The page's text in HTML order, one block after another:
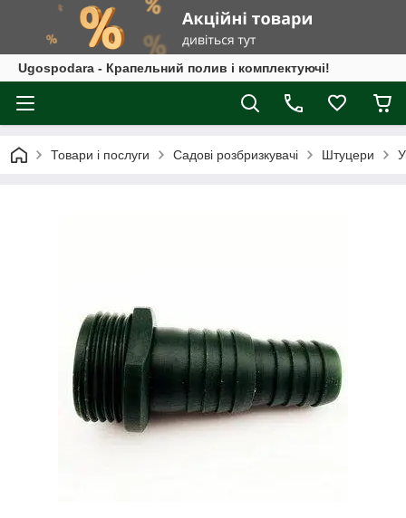
Ugospodara - Крапельний полив і комплектуючі!
Товари і послуги Садові розбризкувачі Штуцери